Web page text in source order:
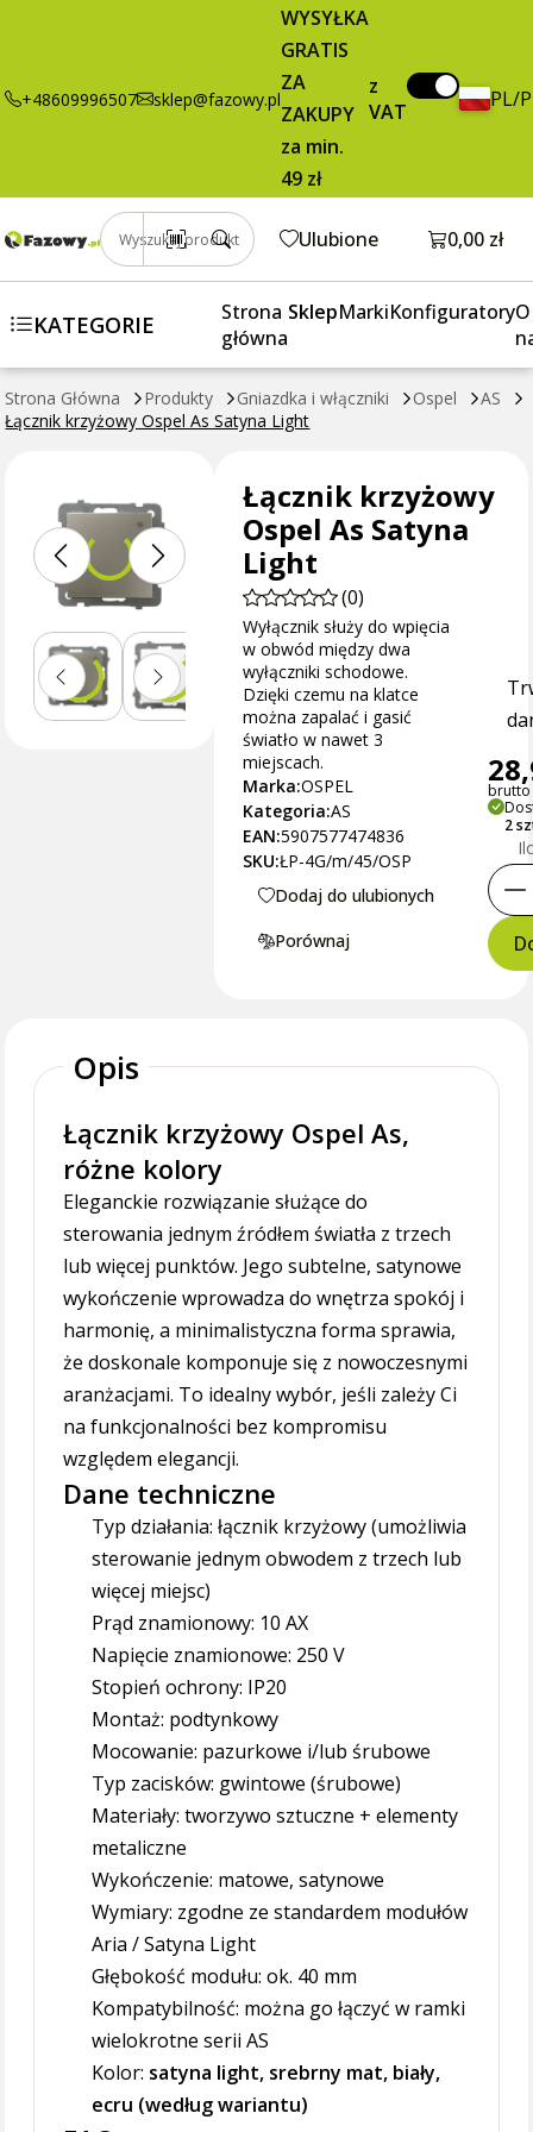
+48609996507 sklep@fazowy.pl
WYSYŁKA
GRATIS
ZA
ZAKUPY
za min.
49 zł
z
VAT
PL/
Wyszukaj produkt Ulubione Otwórz
0,00 zł
KATEGORIE
Strona
główna
SklepMarkiKonfiguratoryO
Strona Główna Produkty Gniazdka i włączniki Ospel
AS
Łącznik krzyżowy Ospel As Satyna Light
brutto / szt. Dodaj do koszyka
Łącznik krzyżowy
Ospel As Satyna
Light
(0)
Wyłącznik służy do wpięcia
w obwód między dwa
wyłączniki schodowe.
Dzięki czemu na klatce
można zapalać i gasić
światło w nawet 3
miejscach.
Marka:OSPEL
Kategoria:AS
EAN:5907577474836
SKU:ŁP-4G/m/45/OSP
Dodaj do ulubionych
Porównaj
brutto
2
Opis
Łącznik krzyżowy Ospel As,
różne kolory
Eleganckie rozwiązanie służące do
sterowania jednym źródłem światła z trzech
lub więcej punktów. Jego subtelne, satynowe
wykończenie wprowadza do wnętrza spokój i
harmonię, a minimalistyczna forma sprawia,
że doskonale komponuje się z nowoczesnymi
aranżacjami. To idealny wybór, jeśli zależy Ci
na funkcjonalności bez kompromisu
względem elegancji.
Dane techniczne
Typ działania: łącznik krzyżowy (umożliwia
sterowanie jednym obwodem z trzech lub
więcej miejsc)
Prąd znamionowy: 10 AX
Napięcie znamionowe: 250 V
Stopień ochrony: IP20
Montaż: podtynkowy
Mocowanie: pazurkowe i/lub śrubowe
Typ zacisków: gwintowe (śrubowe)
Materiały: tworzywo sztuczne + elementy
metaliczne
Wykończenie: matowe, satynowe
Wymiary: zgodne ze standardem modułów
Aria / Satyna Light
Głębokość modułu: ok. 40 mm
Kompatybilność: można go łączyć w ramki
wielokrotne serii AS
Kolor: satyna light, srebrny mat, biały,
ecru (według wariantu)